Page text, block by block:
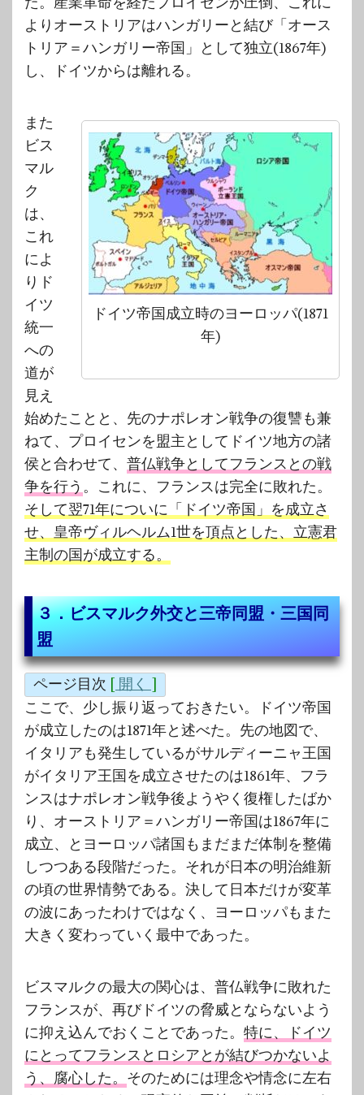
よりオーストリアはハンガリーと結び「オース
トリア＝ハンガリー帝国」として独立(1867年)
し、ドイツからは離れる。
ドイツ帝国成立時のヨーロッパ(1871
年)
また
ビス
マル
ク
は、
これ
によ
りド
イツ
統一
への
道が
見え
始めたことと、先のナポレオン戦争の復讐も兼
ねて、プロイセンを盟主としてドイツ地方の諸
侯と合わせて、 普仏戦争としてフランスとの戦
争を行う 。これに、フランスは完全に敗れた。
そして翌71年についに「ドイツ帝国」を成立さ
せ、皇帝ヴィルヘルム1世を頂点とした、立憲君
主制の国が成立する。
３．ビスマルク外交と三帝同盟・三国同
盟
ページ目次 [ 開く ]
ここで、少し振り返っておきたい。ドイツ帝国
が成立したのは1871年と述べた。先の地図で、
イタリアも発生しているがサルディーニャ王国
がイタリア王国を成立させたのは1861年、フラ
ンスはナポレオン戦争後ようやく復権したばか
り、オーストリア＝ハンガリー帝国は1867年に
成立、とヨーロッパ諸国もまだまだ体制を整備
しつつある段階だった。それが日本の明治維新
の頃の世界情勢である。決して日本だけが変革
の波にあったわけではなく、ヨーロッパもまた
大きく変わっていく最中であった。
ビスマルクの最大の関心は、普仏戦争に敗れた
フランスが、再びドイツの脅威とならないよう
に抑え込んでおくことであった。 特に、ドイツ
にとってフランスとロシアとが結びつかないよ
う、腐心した。 そのためには理念や情念に左右